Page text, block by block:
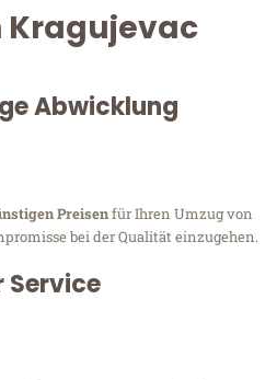
Kragujevac
Abwicklung
Preisenfür Ihren Umzug von
bei der Qualität einzugehen.
Service